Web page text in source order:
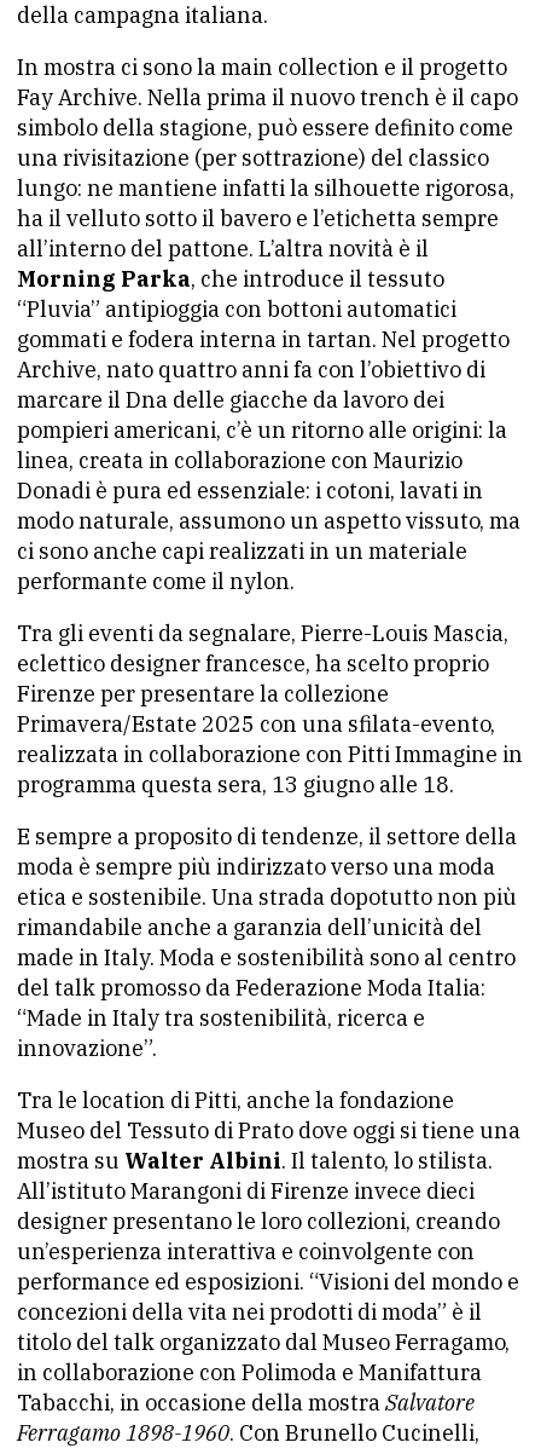
della campagna italiana.
In mostra ci sono la main collection e il progetto
Fay Archive. Nella prima il nuovo trench è il capo
simbolo della stagione, può essere definito come
una rivisitazione (per sottrazione) del classico
lungo: ne mantiene infatti la silhouette rigorosa,
ha il velluto sotto il bavero e l’etichetta sempre
all’interno del pattone. L’altra novità è il
Morning Parka, che introduce il tessuto
“Pluvia” antipioggia con bottoni automatici
gommati e fodera interna in tartan. Nel progetto
Archive, nato quattro anni fa con l’obiettivo di
marcare il Dna delle giacche da lavoro dei
pompieri americani, c’è un ritorno alle origini: la
linea, creata in collaborazione con Maurizio
Donadi è pura ed essenziale: i cotoni, lavati in
modo naturale, assumono un aspetto vissuto, ma
ci sono anche capi realizzati in un materiale
performante come il nylon.
Tra gli eventi da segnalare, Pierre-Louis Mascia,
eclettico designer francesce, ha scelto proprio
Firenze per presentare la collezione
Primavera/Estate 2025 con una sfilata-evento,
realizzata in collaborazione con Pitti Immagine in
programma questa sera, 13 giugno alle 18.
E sempre a proposito di tendenze, il settore della
moda è sempre più indirizzato verso una moda
etica e sostenibile. Una strada dopotutto non più
rimandabile anche a garanzia dell’unicità del
made in Italy. Moda e sostenibilità sono al centro
del talk promosso da Federazione Moda Italia:
“Made in Italy tra sostenibilità, ricerca e
innovazione”.
Tra le location di Pitti, anche la fondazione
Museo del Tessuto di Prato dove oggi si tiene una
mostra su Walter Albini. Il talento, lo stilista.
All’istituto Marangoni di Firenze invece dieci
designer presentano le loro collezioni, creando
un’esperienza interattiva e coinvolgente con
performance ed esposizioni. “Visioni del mondo e
concezioni della vita nei prodotti di moda” è il
titolo del talk organizzato dal Museo Ferragamo,
in collaborazione con Polimoda e Manifattura
Tabacchi, in occasione della mostraSalvatore
Ferragamo 1898-1960. Con Brunello Cucinelli,